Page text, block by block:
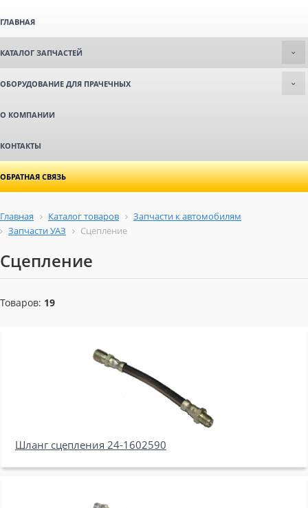
ГЛАВНАЯ
КАТАЛОГ ЗАПЧАСТЕЙ
ОБОРУДОВАНИЕ ДЛЯ ПРАЧЕЧНЫХ
О КОМПАНИИ
КОНТАКТЫ
ОБРАТНАЯ СВЯЗЬ
Главная Каталог товаров
Запчасти к автомобилям
Запчасти УАЗ
Сцепление
Сцепление
Товаров: 19
Шланг сцепления 24-1602590